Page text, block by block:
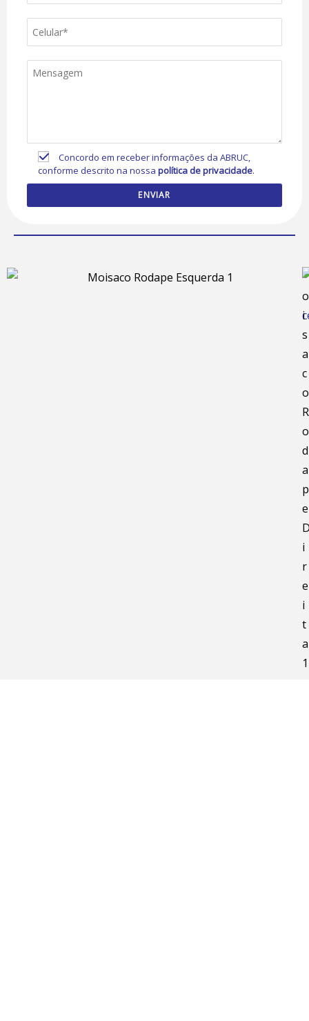
Concordo em receber informações da ABRUC,
conforme descrito na nossapolítica de privacidade.